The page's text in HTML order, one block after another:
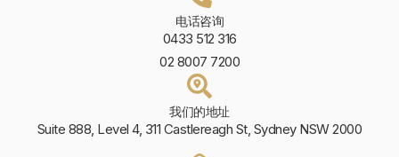
电话咨询
0433 512 316
02 8007 7200
我们的地址
Suite 888, Level 4, 311 Castlereagh St, Sydney NSW 2000